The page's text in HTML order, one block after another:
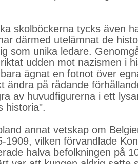
skolböckerna tycks även
därmed utelämnat de
som unika ledare.
udden mot nazismen i
ägnat en fotnot över
ändra på rådande
av huvudfigurerna i ett
historia".
annat vetskap om
1909, vilken förvandlade
halva befolkningen på